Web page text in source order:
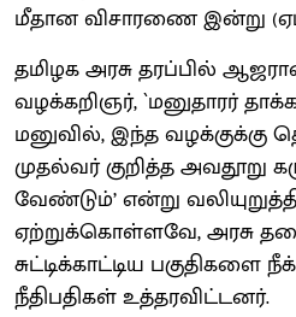
மீதான விசாரணை இன்று
தமிழக அரசு தரப்பில்
வழக்கறிஞர், `மனுதாரர்
மனுவில், இந்த
முதல்வர் குறித்த அவதூறு
வேண்டும்’ என்று
ஏற்றுக்கொள்ளவே, அரசு
சுட்டிக்காட்டிய பகுதிகளை
நீதிபதிகள் உத்தரவிட்டனர்.